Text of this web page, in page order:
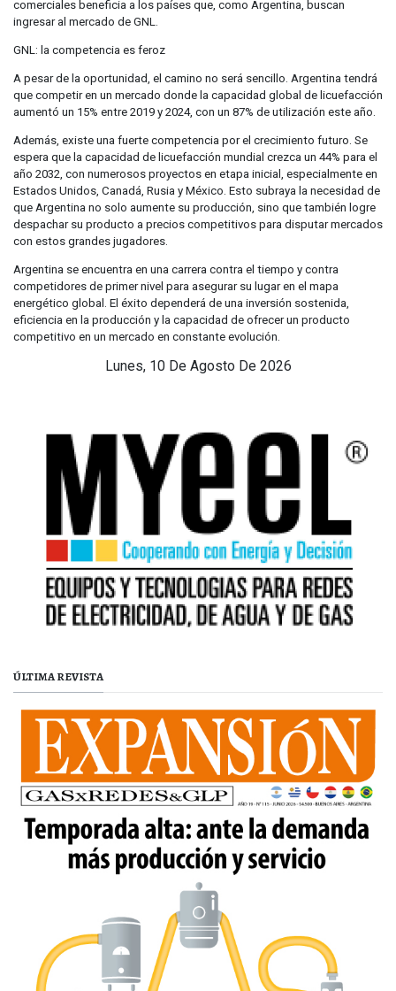
comerciales beneficia a los países que, como Argentina, buscan
ingresar al mercado de GNL.
GNL: la competencia es feroz
A pesar de la oportunidad, el camino no será sencillo. Argentina tendrá
que competir en un mercado donde la capacidad global de licuefacción
aumentó un 15% entre 2019 y 2024, con un 87% de utilización este año.
Además, existe una fuerte competencia por el crecimiento futuro. Se
espera que la capacidad de licuefacción mundial crezca un 44% para el
año 2032, con numerosos proyectos en etapa inicial, especialmente en
Estados Unidos, Canadá, Rusia y México. Esto subraya la necesidad de
que Argentina no solo aumente su producción, sino que también logre
despachar su producto a precios competitivos para disputar mercados
con estos grandes jugadores.
Argentina se encuentra en una carrera contra el tiempo y contra
competidores de primer nivel para asegurar su lugar en el mapa
energético global. El éxito dependerá de una inversión sostenida,
eficiencia en la producción y la capacidad de ofrecer un producto
competitivo en un mercado en constante evolución.
Lunes, 10 De Agosto De 2026
ÚLTIMA REVISTA